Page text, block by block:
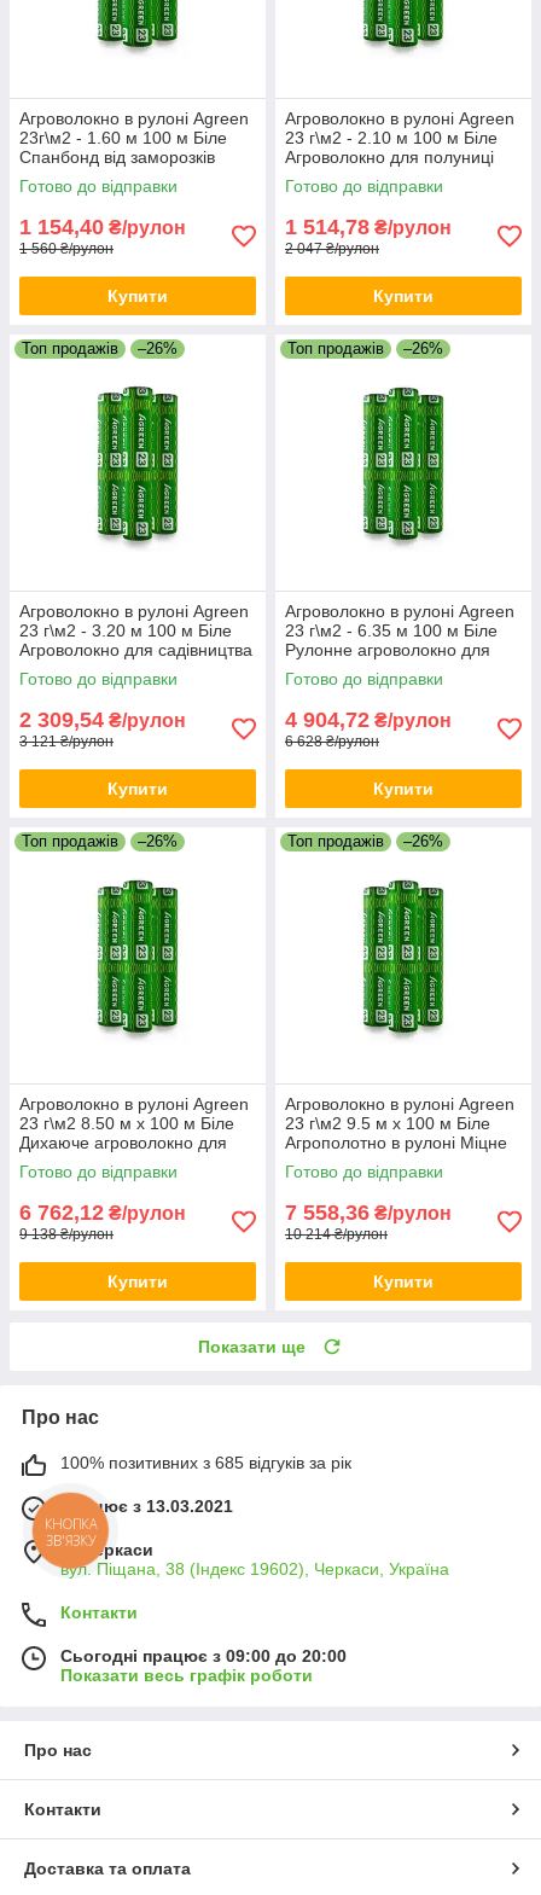
Агроволокно в рулоні Agreen
23г\м2 - 1.60 м 100 м Біле
Спанбонд від заморозків
Захисне агроволокно
Готово до відправки
1 154,40 ₴/рулон
1 560 ₴/рулон
Купити
Агроволокно в рулоні Agreen
23 г\м2 - 2.10 м 100 м Біле
Агроволокно для полуниці
Біле агрополотно в рулоні
Готово до відправки
1 514,78 ₴/рулон
2 047 ₴/рулон
Купити
Топ продажів –26%
Агроволокно в рулоні Agreen
23 г\м2 - 3.20 м 100 м Біле
Агроволокно для садівництва
Якісне агрополотно
Готово до відправки
2 309,54 ₴/рулон
3 121 ₴/рулон
Купити
Топ продажів –26%
Агроволокно в рулоні Agreen
23 г\м2 - 6.35 м 100 м Біле
Рулонне агроволокно для
теплиці Біле агрополотно
Готово до відправки
4 904,72 ₴/рулон
6 628 ₴/рулон
Купити
Топ продажів –26%
Агроволокно в рулоні Agreen
23 г\м2 8.50 м х 100 м Біле
Дихаюче агроволокно для
саду Агрополотно для дачі
Готово до відправки
6 762,12 ₴/рулон
9 138 ₴/рулон
Купити
Топ продажів –26%
Агроволокно в рулоні Agreen
23 г\м2 9.5 м х 100 м Біле
Агрополотно в рулоні Міцне
агрополотно для парника
Готово до відправки
7 558,36 ₴/рулон
10 214 ₴/рулон
Купити
Показати ще
Про нас
100% позитивних з 685 відгуків за рік
Працює з 13.03.2021
м. Черкаси
вул. Піщана, 38 (Індекс 19602), Черкаси, Україна
Контакти
Сьогодні працює з 09:00 до 20:00
Показати весь графік роботи
Про нас
Контакти
Доставка та оплата
КНОПКА
ЗВ'ЯЗКУ